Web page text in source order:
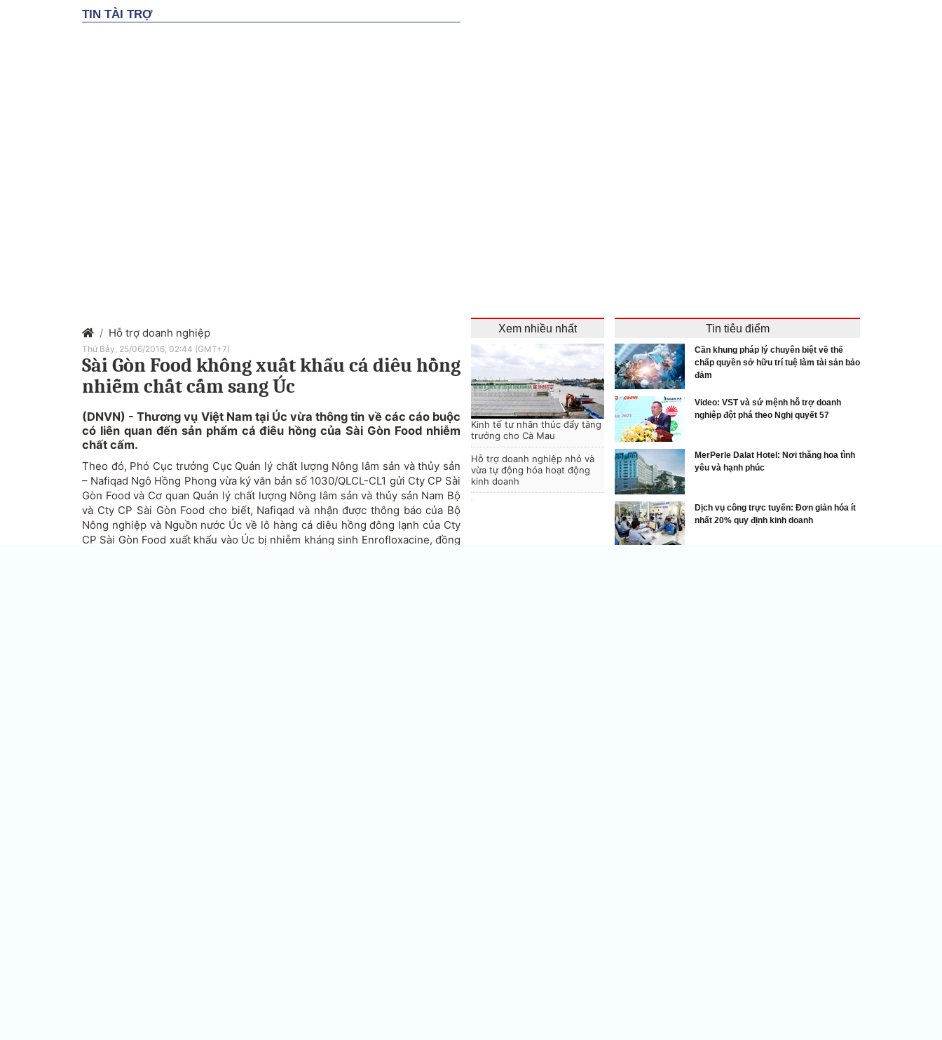
Hỗ trợ doanh nghiệp
Thứ Bảy, 25/06/2016, 02:44 (GMT+7)
Sài Gòn Food không xuất khẩu cá diêu hồng
nhiễm chất cấm sang Úc
(DNVN) - Thương vụ Việt Nam tại Úc vừa thông tin về các cáo buộc
có liên quan đến sản phẩm cá điêu hồng của Sài Gòn Food nhiễm
chất cấm.
Theo đó, Phó Cục trưởng Cục Quản lý chất lượng Nông lâm sản và thủy sản
– Nafiqad Ngô Hồng Phong vừa ký văn bản số 1030/QLCL-CL1 gửi Cty CP Sài
Gòn Food và Cơ quan Quản lý chất lượng Nông lâm sản và thủy sản Nam Bộ
và Cty CP Sài Gòn Food cho biết, Nafiqad và nhận được thông báo của Bộ
Nông nghiệp và Nguồn nước Úc về lô hàng cá diêu hồng đông lạnh của Cty
CP Sài Gòn Food xuất khẩu vào Úc bị nhiễm kháng sinh Enrofloxacine, đồng
Xem nhiều nhất
Kinh tế tư nhân thúc đẩy tăng
trưởng cho Cà Mau
Hỗ trợ doanh nghiệp nhỏ và
vừa tự động hóa hoạt động
kinh doanh
Tin tiêu điểm
Cần khung pháp lý chuyên biệt về thế
chấp quyền sở hữu trí tuệ làm tài sản bảo
đảm
Video: VST và sứ mệnh hỗ trợ doanh
nghiệp đột phá theo Nghị quyết 57
MerPerle Dalat Hotel: Nơi thăng hoa tình
yêu và hạnh phúc
Dịch vụ công trực tuyến: Đơn giản hóa ít
nhất 20% quy định kinh doanh